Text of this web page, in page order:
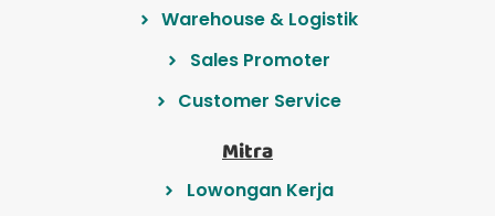
Warehouse & Logistik
Sales Promoter
Customer Service
Mitra
Lowongan Kerja